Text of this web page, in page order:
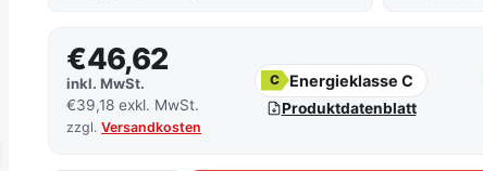
€46,62
inkl. MwSt.
€39,18 exkl. MwSt.
zzgl.Versandkosten
C Energieklasse C
Produktdatenblatt